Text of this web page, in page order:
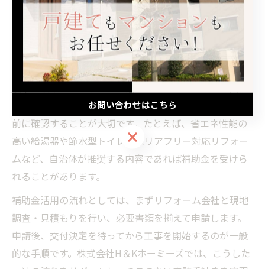
岐阜県岐阜市での水回り設備交換と補助金活用
する際は、補助金の対象となる工事内容や設備仕様を事
前に確認することが大切です。たとえば、省エネ性能の
高い給湯器や節水型トイレ、バリアフリー対応リフォー
ムなど、自治体が推奨する内容であれば補助金を受けら
れることがあります。
補助金活用の流れとしては、まずリフォーム会社と現地
調査・見積もりを行い、必要書類を揃えて申請します。
申請後、交付決定を待ってから工事を開始するのが一般
的な手順です。株式会社H＆Kホーミーズでは、こうした
お問い合わせはこちら
お問い合わせはこちら